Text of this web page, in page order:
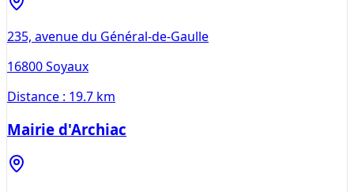
235, avenue du Général-de-Gaulle
16800Soyaux
Distance : 19.7 km
Mairie d'Archiac